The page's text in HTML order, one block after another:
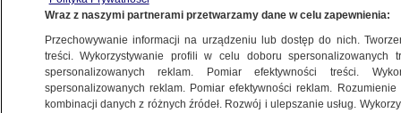
ze wszystkich unijnych krajów
Alicja Skiba
21.05.2026, 17:10
Wraz z naszymi partnerami przetwarzamy dane w celu zapewnienia:
Przechowywanie informacji na urządzeniu lub dostęp do nich.
treści. Wykorzystywanie profili w celu doboru spersonalizowanych
spersonalizowanych reklam. Pomiar efektywności treści.
spersonalizowanych reklam. Pomiar efektywności reklam.
kombinacji danych z różnych źródeł. Rozwój i ulepszanie usług.